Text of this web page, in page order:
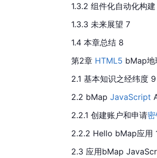
1.3.2 组件化自动化构
1.3.3 未来展望 7
1.4 本章总结 8
第2章 HTML5 bMap地
2.1 基本知识之经纬度 9
2.2 bMap JavaScript
2.2.1 创建账户和申请
2.2.2 Hello bMap应用
2.3 应用bMap